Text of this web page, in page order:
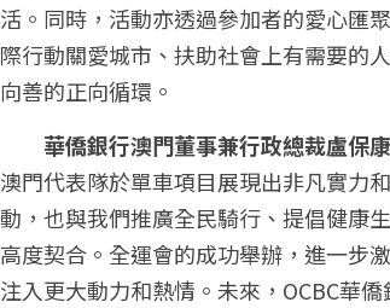
活。同時，活動亦透過參加者的愛心匯
際行動關愛城市、扶助社會上有需要的
向善的正向循環。
華僑銀行澳門董事兼行政總裁盧保
澳門代表隊於單車項目展現出非凡實力
動，也與我們推廣全民騎行、提倡健康
高度契合。全運會的成功舉辦，進一步
注入更大動力和熱情。未來，OCBC華